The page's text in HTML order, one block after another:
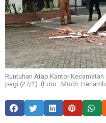
Runtuhan Atap Kantor
pagi (27/1). (Foto : Moch.